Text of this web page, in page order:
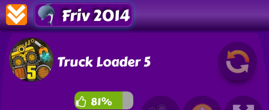
Friv 2014
Truck Loader 5
81%